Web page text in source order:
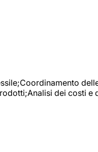
dei costi